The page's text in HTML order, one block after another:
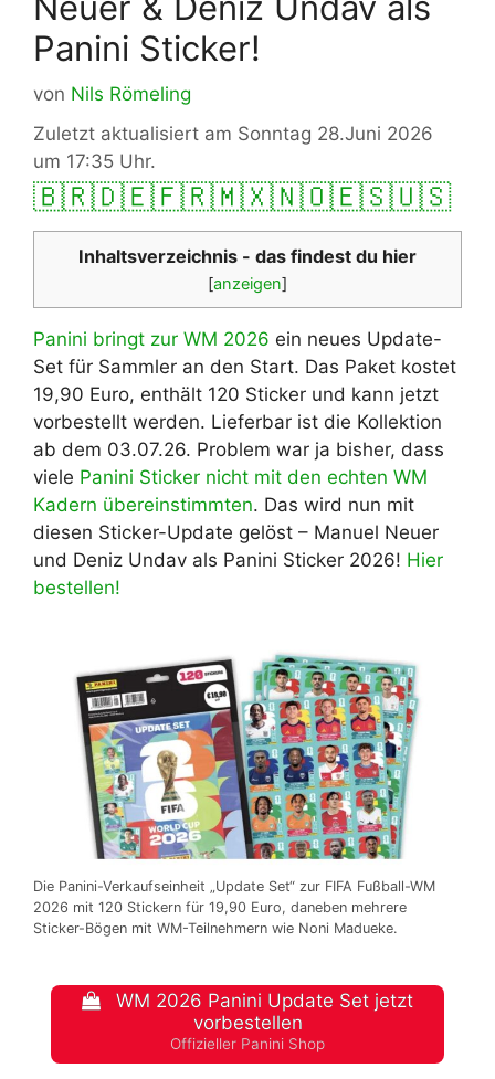
Panini Sticker!
von Nils Römeling
Zuletzt aktualisiert am Sonntag 28.Juni 2026
um 17:35 Uhr.
🇧🇷🇩🇪🇫🇷🇲🇽🇳🇴🇪🇸🇺🇸
Inhaltsverzeichnis - das findest du hier
[anzeigen]
Panini bringt zur WM 2026 ein neues Update-
Set für Sammler an den Start. Das Paket kostet
19,90 Euro, enthält 120 Sticker und kann jetzt
vorbestellt werden. Lieferbar ist die Kollektion
ab dem 03.07.26. Problem war ja bisher, dass
viele Panini Sticker nicht mit den echten WM
Kadern übereinstimmten. Das wird nun mit
diesen Sticker-Update gelöst – Manuel Neuer
und Deniz Undav als Panini Sticker 2026! Hier
bestellen!
Die Panini-Verkaufseinheit „Update Set“ zur FIFA Fußball-WM
2026 mit 120 Stickern für 19,90 Euro, daneben mehrere
Sticker-Bögen mit WM-Teilnehmern wie Noni Madueke.
WM 2026 Panini Update Set jetzt
vorbestellen
Offizieller Panini Shop